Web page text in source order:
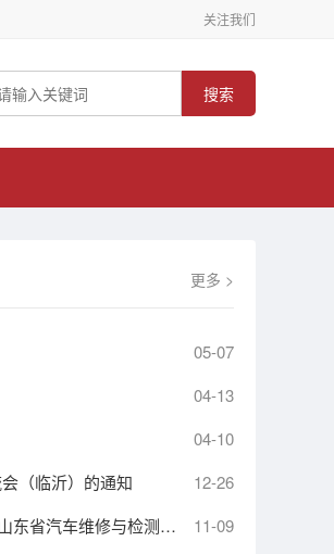
关注我们
搜索
更多 >
05-07
04-13
04-10
（临沂）的通知
12-26
关于举办2025年山东省“技能兴鲁”职业技能大赛——山东省汽车维修与检测行业职业技能竞赛汽车装调工赛项的通知
11-09